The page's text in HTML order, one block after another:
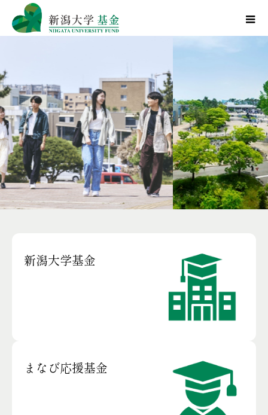
新潟大学基金
まなび応援基金